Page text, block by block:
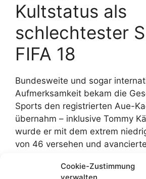
Cookie-Zustimmung
Kultstatus als
schlechtester
FIFA 18
Bundesweite und sogar
Aufmerksamkeit bekam die
Sports den registrierten Aue-
übernahm – inklusive Tommy
wurde er mit dem extrem
von 46 versehen und
Genau diese Diskrepanz